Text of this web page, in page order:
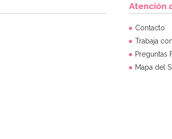
Atención
Contacto
Trabaja
Preguntas
Mapa del